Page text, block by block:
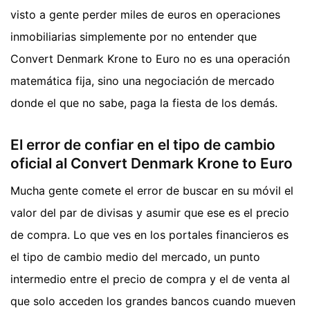
visto a gente perder miles de euros en operaciones
inmobiliarias simplemente por no entender que
Convert Denmark Krone to Euro no es una operación
matemática fija, sino una negociación de mercado
donde el que no sabe, paga la fiesta de los demás.
El error de confiar en el tipo de cambio
oficial al Convert Denmark Krone to Euro
Mucha gente comete el error de buscar en su móvil el
valor del par de divisas y asumir que ese es el precio
de compra. Lo que ves en los portales financieros es
el tipo de cambio medio del mercado, un punto
intermedio entre el precio de compra y el de venta al
que solo acceden los grandes bancos cuando mueven